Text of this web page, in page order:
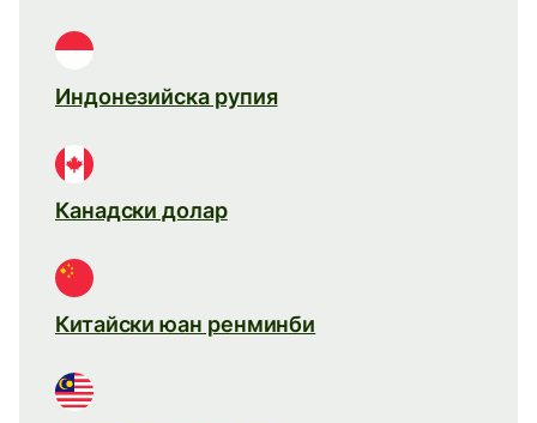
Индонезийска рупия
Канадски долар
Китайски юан ренминби